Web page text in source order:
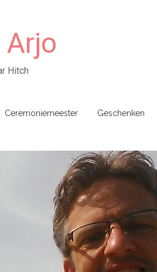
Arjo
Hitch
Ceremoniemeester Geschenken